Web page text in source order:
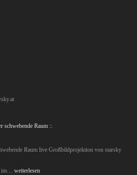
schwebende Raum ::
Raum live Großbildprojektion von starsky
im… ::
weiterlesen